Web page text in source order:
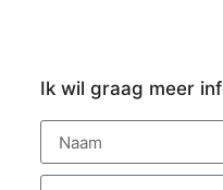
Ik wil graag meer